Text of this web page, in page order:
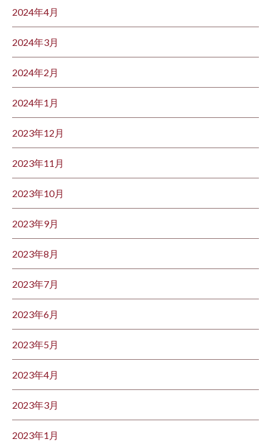
2024年4月
2024年3月
2024年2月
2024年1月
2023年12月
2023年11月
2023年10月
2023年9月
2023年8月
2023年7月
2023年6月
2023年5月
2023年4月
2023年3月
2023年1月